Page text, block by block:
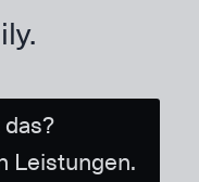
Leistungen.